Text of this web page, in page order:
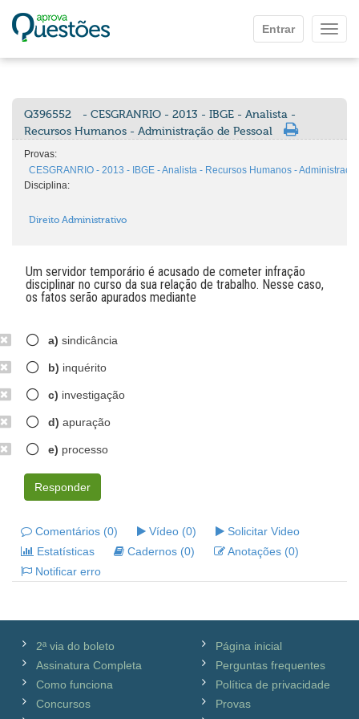
Entrar
Q396552
- CESGRANRIO - 2013 - IBGE - Analista -
Recursos Humanos - Administração de Pessoal
Provas:
CESGRANRIO - 2013 - IBGE - Analista - Recursos Humanos -
Disciplina:
Direito Administrativo
Um servidor temporário é acusado de cometer infração
disciplinar no curso da sua relação de trabalho. Nesse caso,
os fatos serão apurados mediante
a) sindicância
b) inquérito
c) investigação
d) apuração
e) processo
Responder
Comentários (0) Vídeo (0)
Solicitar Video
Estatísticas
Cadernos (0)
Anotações (0)
Notificar erro
2ª via do boleto
Assinatura Completa
Como funciona
Concursos
Página inicial
Perguntas frequentes
Política de privacidade
Provas